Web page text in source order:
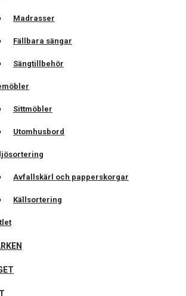
Madrasser
Fällbara sängar
Sängtillbehör
Sittmöbler
Utomhusbord
Avfallskärl och papperskorgar
Källsortering